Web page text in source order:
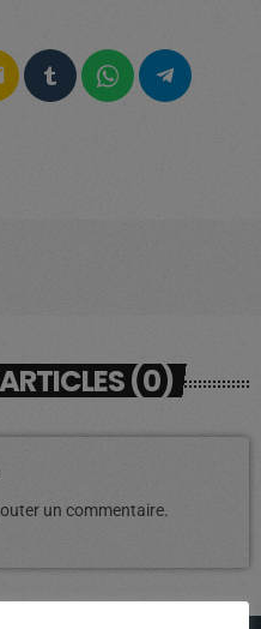
(0)
un commentaire.